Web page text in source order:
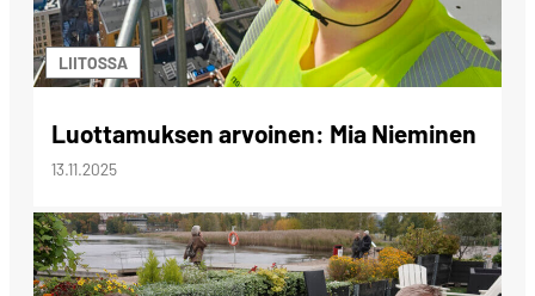
LIITOSSA
Luottamuksen arvoinen: Mia Nieminen
13.11.2025